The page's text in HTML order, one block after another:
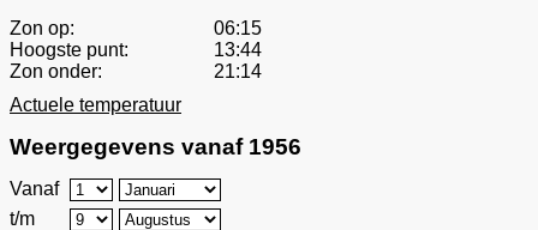
Zon op:
06:15
Hoogste punt:
13:44
Zon onder:
21:14
Actuele temperatuur
Weergegevens vanaf 1956
Vanaf
t/m